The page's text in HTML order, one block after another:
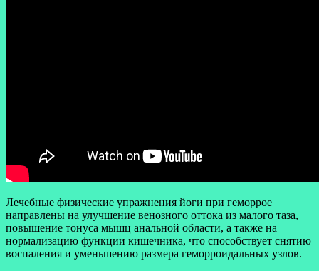
Лечебные физические упражнения йоги при геморрое
направлены на улучшение венозного оттока из малого таза,
повышение тонуса мышц анальной области, а также на
нормализацию функции кишечника, что способствует снятию
воспаления и уменьшению размера геморроидальных узлов.